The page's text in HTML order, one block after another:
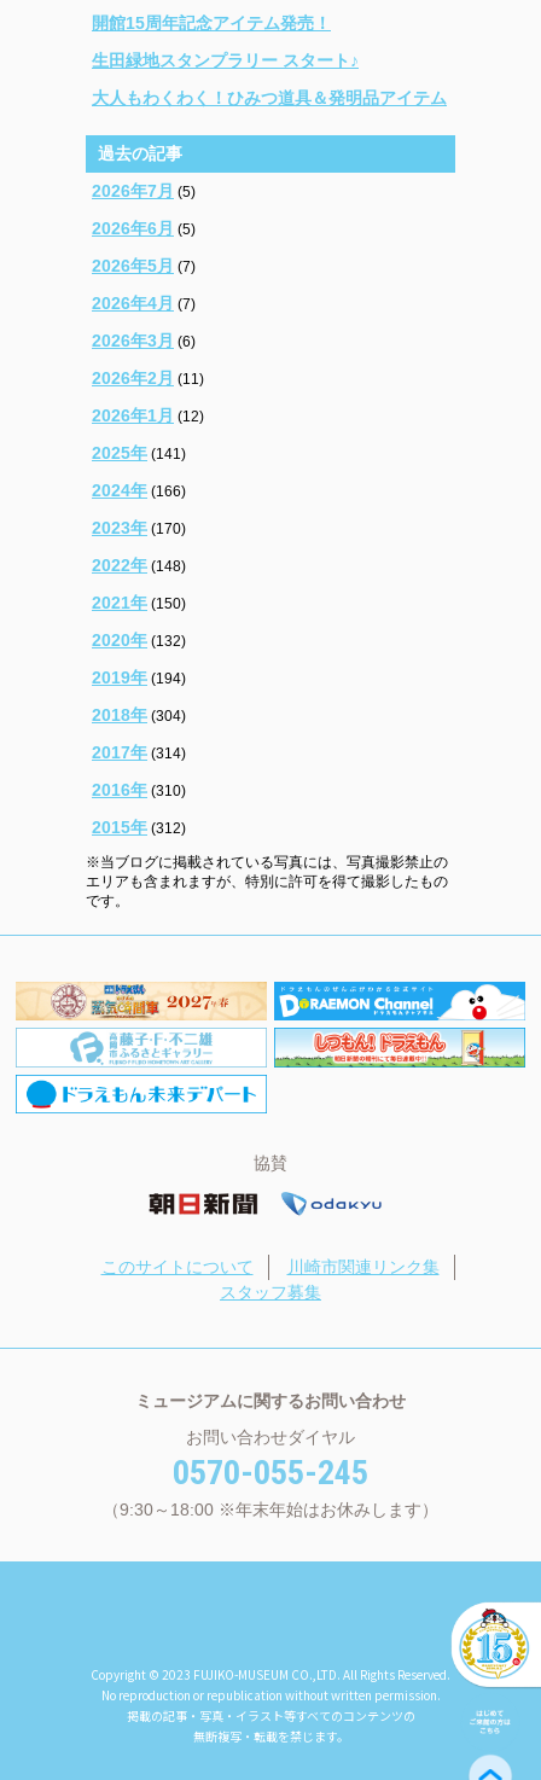
開館15周年記念アイテム発売！
生田緑地スタンプラリー スタート♪
大人もわくわく！ひみつ道具＆発明品アイテム
過去の記事
2026年7月 (5)
2026年6月 (5)
2026年5月 (7)
2026年4月 (7)
2026年3月 (6)
2026年2月 (11)
2026年1月 (12)
2025年 (141)
2024年 (166)
2023年 (170)
2022年 (148)
2021年 (150)
2020年 (132)
2019年 (194)
2018年 (304)
2017年 (314)
2016年 (310)
2015年 (312)
※当ブログに掲載されている写真には、写真撮影禁止の
エリアも含まれますが、特別に許可を得て撮影したもの
です。
協賛
このサイトについて
川崎市関連リンク集
スタッフ募集
ミュージアムに関するお問い合わせ
お問い合わせダイヤル
0570-055-245
（9:30～18:00 ※年末年始はお休みします）
Copyright © 2023 FUJIKO-MUSEUM CO.,LTD. All Rights Reserved.
No reproduction or republication without written permission.
掲載の記事・写真・イラスト等すべてのコンテンツの
無断複写・転載を禁じます。